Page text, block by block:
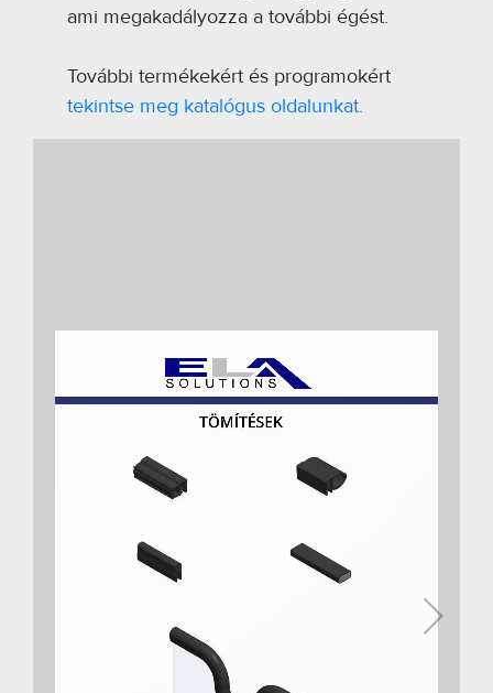
ami megakadályozza a további égést.
További termékekért és programokért
tekintse meg katalógus oldalunkat.